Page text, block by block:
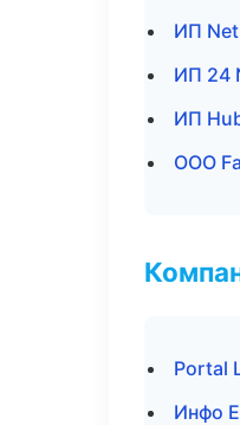
ИП
ИП 24
ИП
ООО
Portal
Инфо